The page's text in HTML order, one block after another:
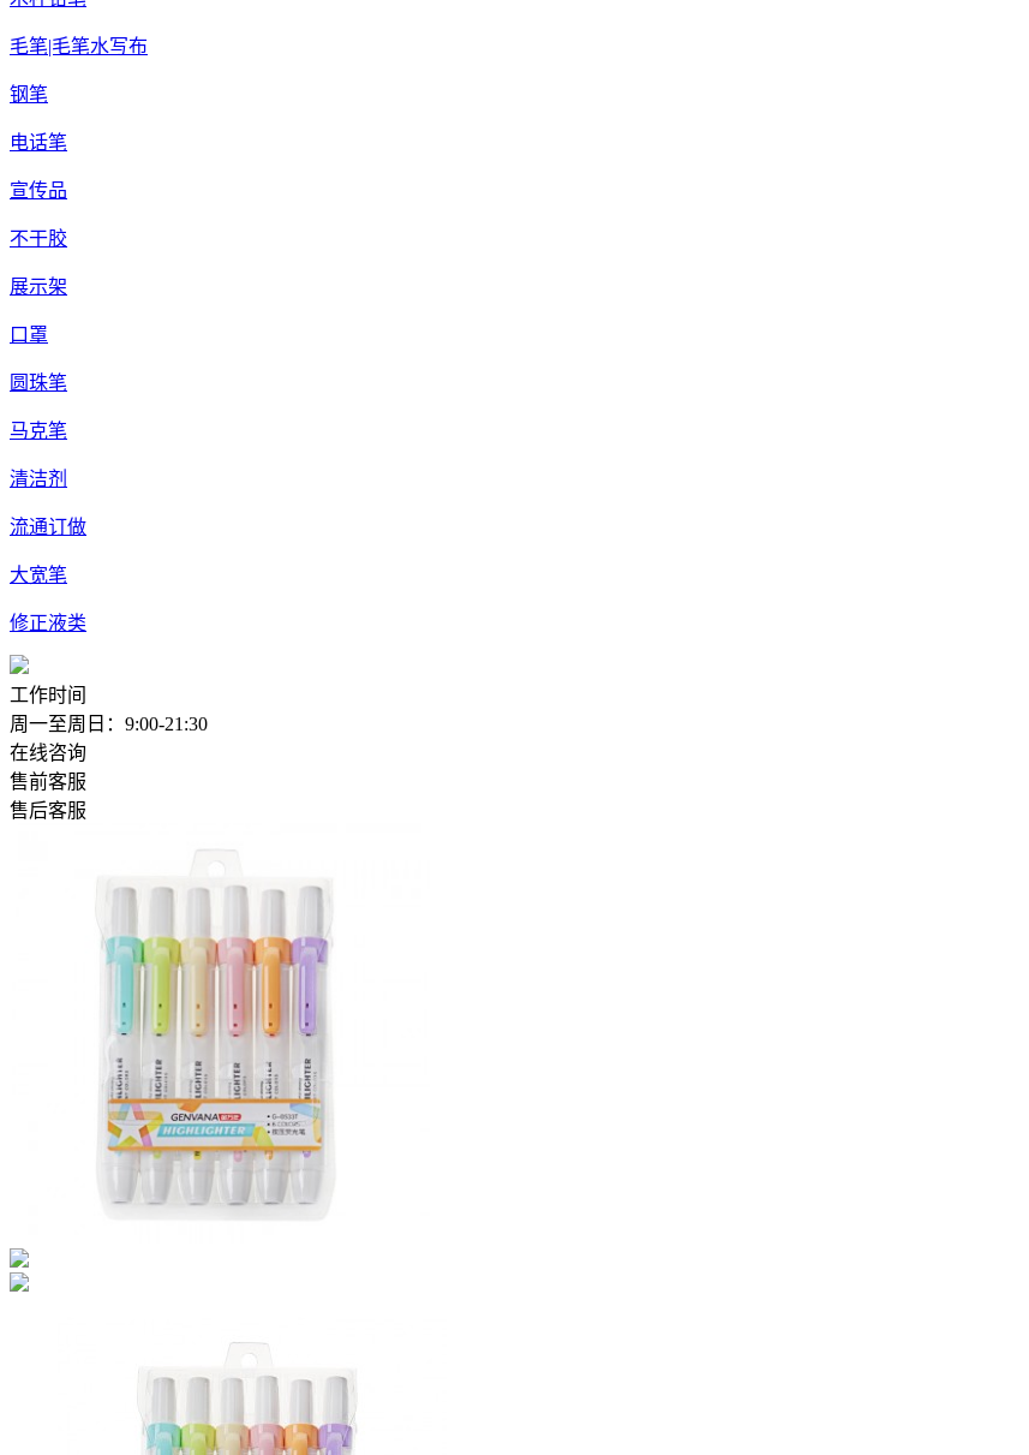
毛笔|毛笔水写布
钢笔
电话笔
宣传品
不干胶
展示架
口罩
圆珠笔
马克笔
清洁剂
流通订做
大宽笔
修正液类
工作时间
周一至周日：9:00-21:30
在线咨询
售前客服
售后客服